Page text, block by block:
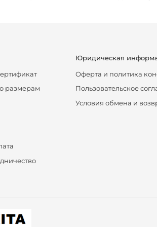
размерам
Юридическая
Оферта и политика
Пользовательское
Условия обмена и